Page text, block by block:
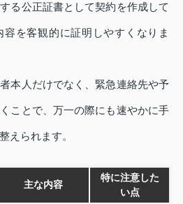
る公正証書として契約を作成して
を客観的に証明しやすくなりま
本人だけでなく、緊急連絡先や予
ことで、万一の際にも速やかに手
えられます。
主な内容
特に注意した
い点